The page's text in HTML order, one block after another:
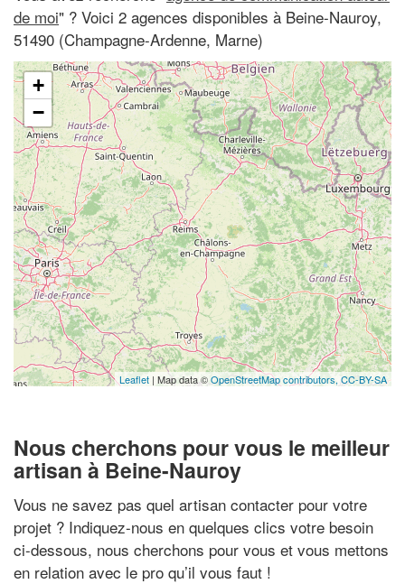
de moi" ? Voici 2 agences disponibles à Beine-Nauroy,
51490 (Champagne-Ardenne, Marne)
+
−
Leaflet | Map data ©OpenStreetMap contributors, CC-BY-SA
Nous cherchons pour vous le meilleur
artisan à Beine-Nauroy
Vous ne savez pas quel artisan contacter pour votre
projet ? Indiquez-nous en quelques clics votre besoin
ci-dessous, nous cherchons pour vous et vous mettons
en relation avec le pro qu’il vous faut !